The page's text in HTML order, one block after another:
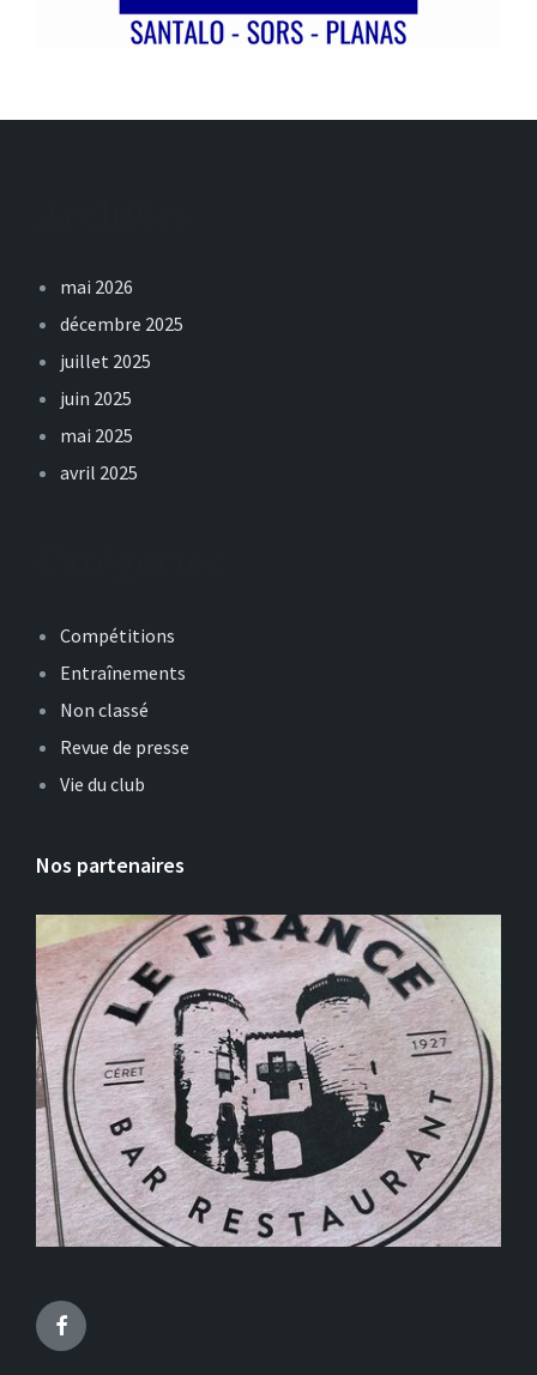
mai 2026
décembre 2025
juillet 2025
juin 2025
mai 2025
avril 2025
Compétitions
Entraînements
Non classé
Revue de presse
Vie du club
Nos partenaires
Facebook